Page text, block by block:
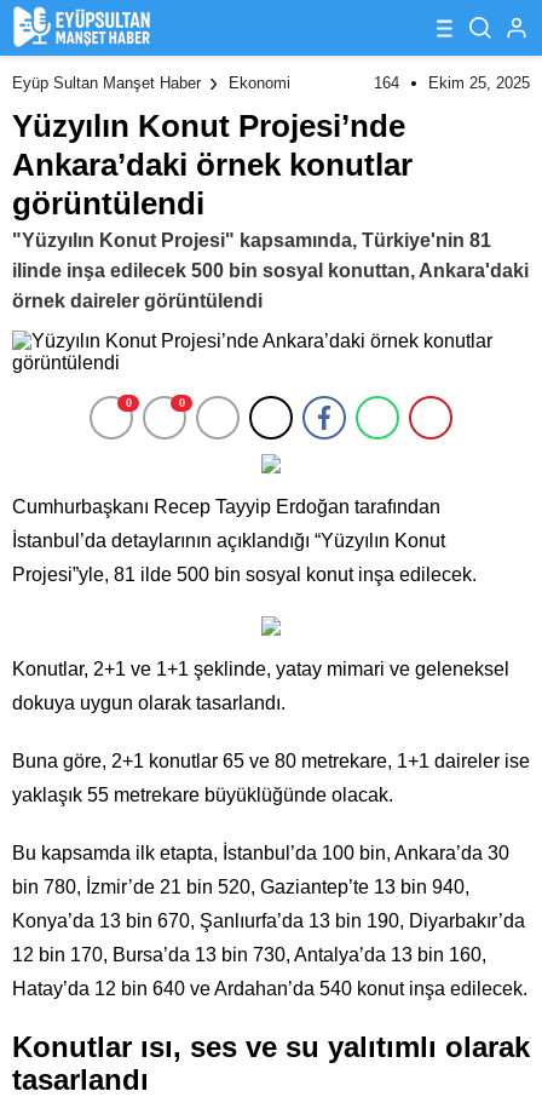
Eyüp Sultan Manşet Haber Ekonomi 164 Ekim 25, 2025
Yüzyılın Konut Projesi’nde
Ankara’daki örnek konutlar
görüntülendi
"Yüzyılın Konut Projesi" kapsamında, Türkiye'nin 81
ilinde inşa edilecek 500 bin sosyal konuttan, Ankara'daki
örnek daireler görüntülendi
0 0
Cumhurbaşkanı Recep Tayyip Erdoğan tarafından
İstanbul’da detaylarının açıklandığı “Yüzyılın Konut
Projesi”yle, 81 ilde 500 bin sosyal konut inşa edilecek.
Konutlar, 2+1 ve 1+1 şeklinde, yatay mimari ve geleneksel
dokuya uygun olarak tasarlandı.
Buna göre, 2+1 konutlar 65 ve 80 metrekare, 1+1 daireler ise
yaklaşık 55 metrekare büyüklüğünde olacak.
Bu kapsamda ilk etapta, İstanbul’da 100 bin, Ankara’da 30
bin 780, İzmir’de 21 bin 520, Gaziantep’te 13 bin 940,
Konya’da 13 bin 670, Şanlıurfa’da 13 bin 190, Diyarbakır’da
12 bin 170, Bursa’da 13 bin 730, Antalya’da 13 bin 160,
Hatay’da 12 bin 640 ve Ardahan’da 540 konut inşa edilecek.
Konutlar ısı, ses ve su yalıtımlı olarak
tasarlandı